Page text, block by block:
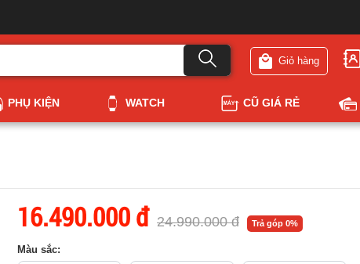
Giỏ hàng
PHỤ KIỆN WATCH CŨ GIÁ RẺ
16.490.000 đ 24.990.000 đ Trả góp 0%
Màu sắc: